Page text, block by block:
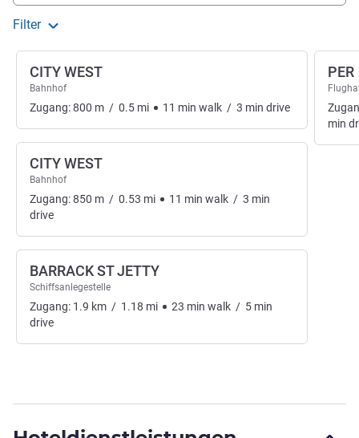
Filter
CITY WEST
Bahnhof
Zugang:800 m / 0.5 mi 11 min walk / 3 min drive
CITY WEST
Bahnhof
Zugang:850 m / 0.53 mi 11 min walk / 3 min
drive
BARRACK ST JETTY
Schiffsanlegestelle
Zugang: 1.9 km / 1.18 mi 23 min walk / 5 min
drive
PER
min